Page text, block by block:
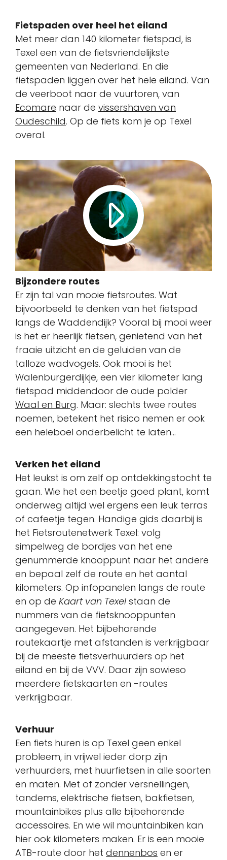
Fietspaden over heel het eiland
Met meer dan 140 kilometer fietspad, is
Texel een van de fietsvriendelijkste
gemeenten van Nederland. En die
fietspaden liggen over het hele eiland. Van
de veerboot naar de vuurtoren, van
Ecomare naar de vissershaven van
Oudeschild. Op de fiets kom je op Texel
overal.
Bijzondere routes
Er zijn tal van mooie fietsroutes. Wat
bijvoorbeeld te denken van het fietspad
langs de Waddendijk? Vooral bij mooi weer
is het er heerlijk fietsen, genietend van het
fraaie uitzicht en de geluiden van de
talloze wadvogels. Ook mooi is het
Walenburgerdijkje, een vier kilometer lang
fietspad middendoor de oude polder
Waal en Burg. Maar: slechts twee routes
noemen, betekent het risico nemen er ook
een heleboel onderbelicht te laten…
Verken het eiland
Het leukst is om zelf op ontdekkingstocht te
gaan. Wie het een beetje goed plant, komt
onderweg altijd wel ergens een leuk terras
of cafeetje tegen. Handige gids daarbij is
het Fietsroutenetwerk Texel: volg
simpelweg de bordjes van het ene
genummerde knooppunt naar het andere
en bepaal zelf de route en het aantal
kilometers. Op infopanelen langs de route
en op de Kaart van Texel staan de
nummers van de fietsknooppunten
aangegeven. Het bijbehorende
routekaartje met afstanden is verkrijgbaar
bij de meeste fietsverhuurders op het
eiland en bij de VVV. Daar zijn sowieso
meerdere fietskaarten en -routes
verkrijgbaar.
Verhuur
Een fiets huren is op Texel geen enkel
probleem, in vrijwel ieder dorp zijn
verhuurders, met huurfietsen in alle soorten
en maten. Met of zonder versnellingen,
tandems, elektrische fietsen, bakfietsen,
mountainbikes plus alle bijbehorende
accessoires. En wie wil mountainbiken kan
hier ook kilometers maken. Er is een mooie
ATB-route door het dennenbos en er